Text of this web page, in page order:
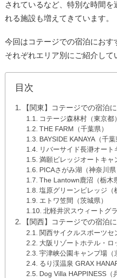
されているなど、特別な時間を
れる施設も増えてきています。
今回はコテージでの宿泊にお
それぞれエリア別にご紹介して
目次
【関東】コテージでの宿泊
コテージ森林村（東京都）
THE FARM（千葉県）
BAYSIDE KANAYA（千葉
リバーサイド長瀞オート
満願ビレッジオートキャ
PICAさがみ湖（神奈川県
The Lantown鹿沼（栃木
塩原グリーンビレッジ（
エトワ笠間（茨城県）
北軽井沢スウィートグ
【関西】コテージでの宿泊
関西サイクルスポーツセ
大阪リゾートホテル・ロ
宇津峡公園キャンプ場（
るり渓温泉 GRAX
Dog Villa HAPPINESS（